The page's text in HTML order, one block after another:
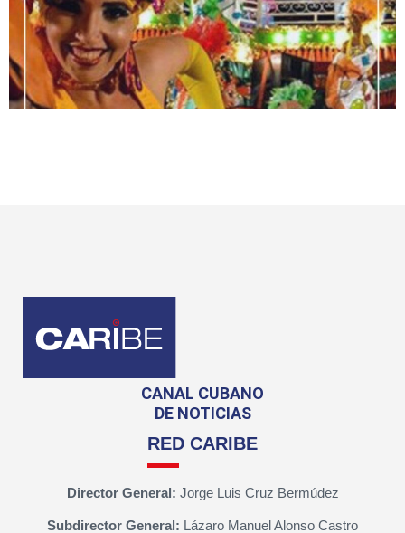
CANAL CUBANO
DE NOTICIAS
RED CARIBE
Director General: Jorge Luis Cruz Bermúdez
Subdirector General: Lázaro Manuel Alonso Castro